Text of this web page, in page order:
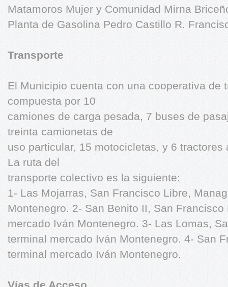
Matamoros Mujer y Comunidad Mirna
Planta de Gasolina Pedro Castillo R.
Transporte
El Municipio cuenta con una cooperativa de
compuesta por 10
camiones de carga pesada, 7 buses de
treinta camionetas de
uso particular, 15 motocicletas, y 6
La ruta del
transporte colectivo es la siguiente:
1- Las Mojarras, San Francisco Libre,
Montenegro. 2- San Benito II, San
mercado Iván Montenegro. 3- Las Lomas,
terminal mercado Iván Montenegro. 4- San
terminal mercado Iván Montenegro.